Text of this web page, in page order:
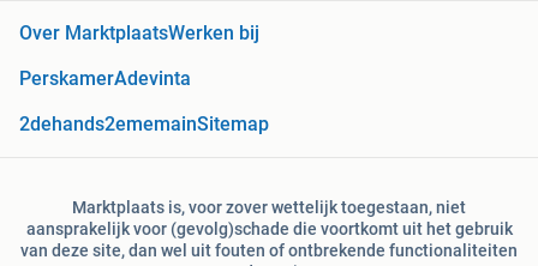
Over MarktplaatsWerken bij
PerskamerAdevinta
2dehands2ememainSitemap
Marktplaats is, voor zover wettelijk toegestaan, niet
aansprakelijk voor (gevolg)schade die voortkomt uit het gebruik
van deze site, dan wel uit fouten of ontbrekende functionaliteiten